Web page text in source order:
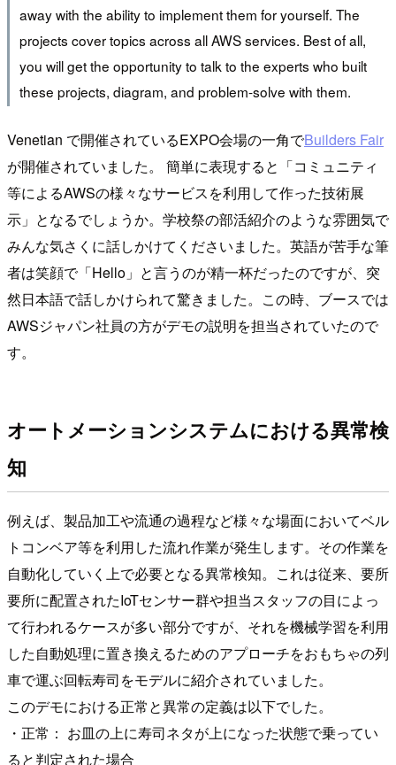
away with the ability to implement them for yourself. The
projects cover topics across all AWS services. Best of all,
you will get the opportunity to talk to the experts who built
these projects, diagram, and problem-solve with them.
Venetian で開催されているEXPO会場の一角でBuilders Fair
が開催されていました。 簡単に表現すると「コミュニティ
等によるAWSの様々なサービスを利用して作った技術展
示」となるでしょうか。学校祭の部活紹介のような雰囲気で
みんな気さくに話しかけてくださいました。英語が苦手な筆
者は笑顔で「Hello」と言うのが精一杯だったのですが、突
然日本語で話しかけられて驚きました。この時、ブースでは
AWSジャパン社員の方がデモの説明を担当されていたので
す。
オートメーションシステムにおける異常検
知
例えば、製品加工や流通の過程など様々な場面においてベル
トコンベア等を利用した流れ作業が発生します。その作業を
自動化していく上で必要となる異常検知。これは従来、要所
要所に配置されたIoTセンサー群や担当スタッフの目によっ
て行われるケースが多い部分ですが、それを機械学習を利用
した自動処理に置き換えるためのアプローチをおもちゃの列
車で運ぶ回転寿司をモデルに紹介されていました。
このデモにおける正常と異常の定義は以下でした。
・正常： お皿の上に寿司ネタが上になった状態で乗ってい
ると判定された場合